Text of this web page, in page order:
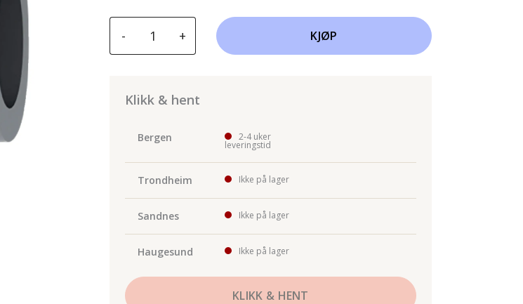
-
RIVET
EXTRACTION
FOR
ADAPTORS
antall
+ KJØP
Klikk & hent
Bergen 2-4 uker
leveringstid
Trondheim Ikke på lager
Sandnes Ikke på lager
Haugesund Ikke på lager
KLIKK & HENT